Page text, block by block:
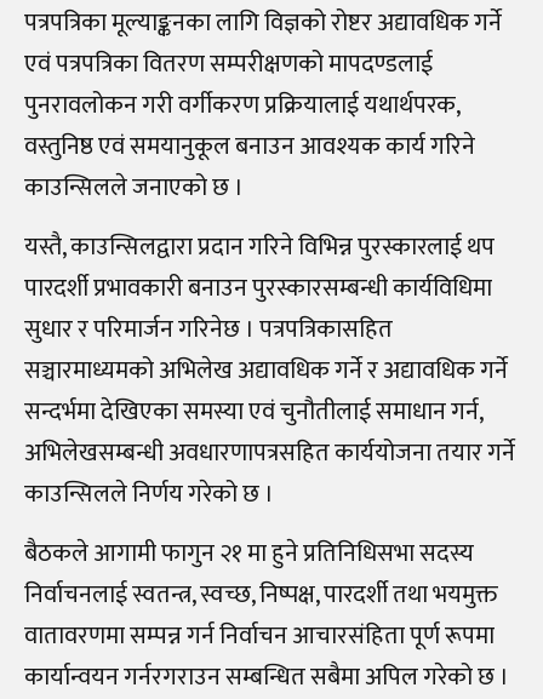
पत्रपत्रिका मूल्याङ्कनका लागि विज्ञको रोष्टर अद्यावधिक गर्ने
एवं पत्रपत्रिका वितरण सम्परीक्षणको मापदण्डलाई
पुनरावलोकन गरी वर्गीकरण प्रक्रियालाई यथार्थपरक,
वस्तुनिष्ठ एवं समयानुकूल बनाउन आवश्यक कार्य गरिने
काउन्सिलले जनाएको छ ।
यस्तै, काउन्सिलद्वारा प्रदान गरिने विभिन्न पुरस्कारलाई थप
पारदर्शी प्रभावकारी बनाउन पुरस्कारसम्बन्धी कार्यविधिमा
सुधार र परिमार्जन गरिनेछ । पत्रपत्रिकासहित
सञ्चारमाध्यमको अभिलेख अद्यावधिक गर्ने र अद्यावधिक गर्ने
सन्दर्भमा देखिएका समस्या एवं चुनौतीलाई समाधान गर्न,
अभिलेखसम्बन्धी अवधारणापत्रसहित कार्ययोजना तयार गर्ने
काउन्सिलले निर्णय गरेको छ ।
बैठकले आगामी फागुन २१ मा हुने प्रतिनिधिसभा सदस्य
निर्वाचनलाई स्वतन्त्र, स्वच्छ, निष्पक्ष, पारदर्शी तथा भयमुक्त
वातावरणमा सम्पन्न गर्न निर्वाचन आचारसंहिता पूर्ण रूपमा
कार्यान्वयन गर्नरगराउन सम्बन्धित सबैमा अपिल गरेको छ ।